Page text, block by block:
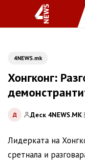
4NEWS.mk
Хонгконг:
Д Деск 4NEWS.MK|
Лидерката на
сретнала и